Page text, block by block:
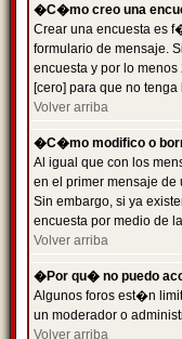
�C�mo creo una
Crear una encuesta es
formulario de mensaje.
encuesta y por lo
[cero] para que no
Volver arriba
�C�mo modifico o
Al igual que con los
en el primer mensaje de
Sin embargo, si ya
encuesta por medio de
Volver arriba
�Por qu� no puedo
Algunos foros est�n
un moderador o
Volver arriba